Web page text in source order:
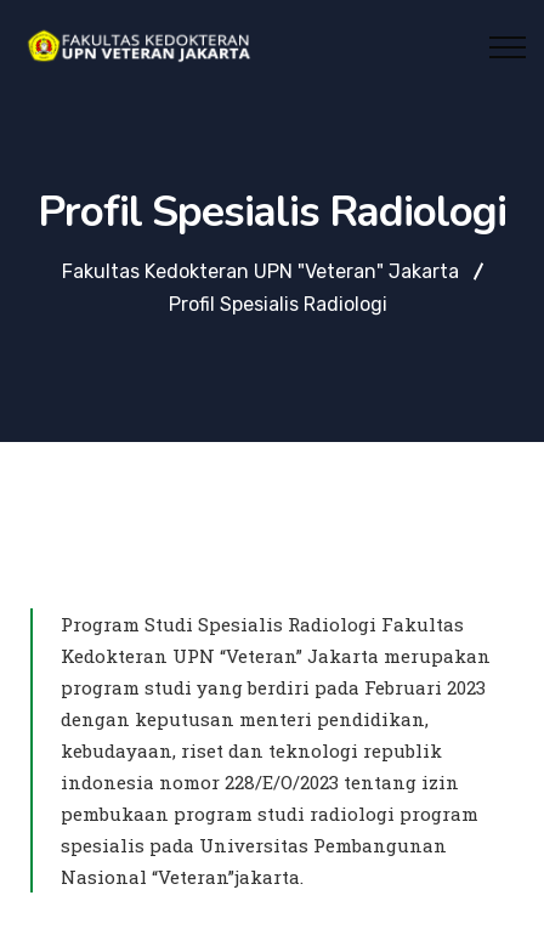
Profil Spesialis Radiologi
Fakultas Kedokteran UPN "Veteran" Jakarta
Profil Spesialis Radiologi
Program Studi Spesialis Radiologi Fakultas
Kedokteran UPN “Veteran” Jakarta merupakan
program studi yang berdiri pada Februari 2023
dengan keputusan menteri pendidikan,
kebudayaan, riset dan teknologi republik
indonesia nomor 228/E/O/2023 tentang izin
pembukaan program studi radiologi program
spesialis pada Universitas Pembangunan
Nasional “Veteran”jakarta.